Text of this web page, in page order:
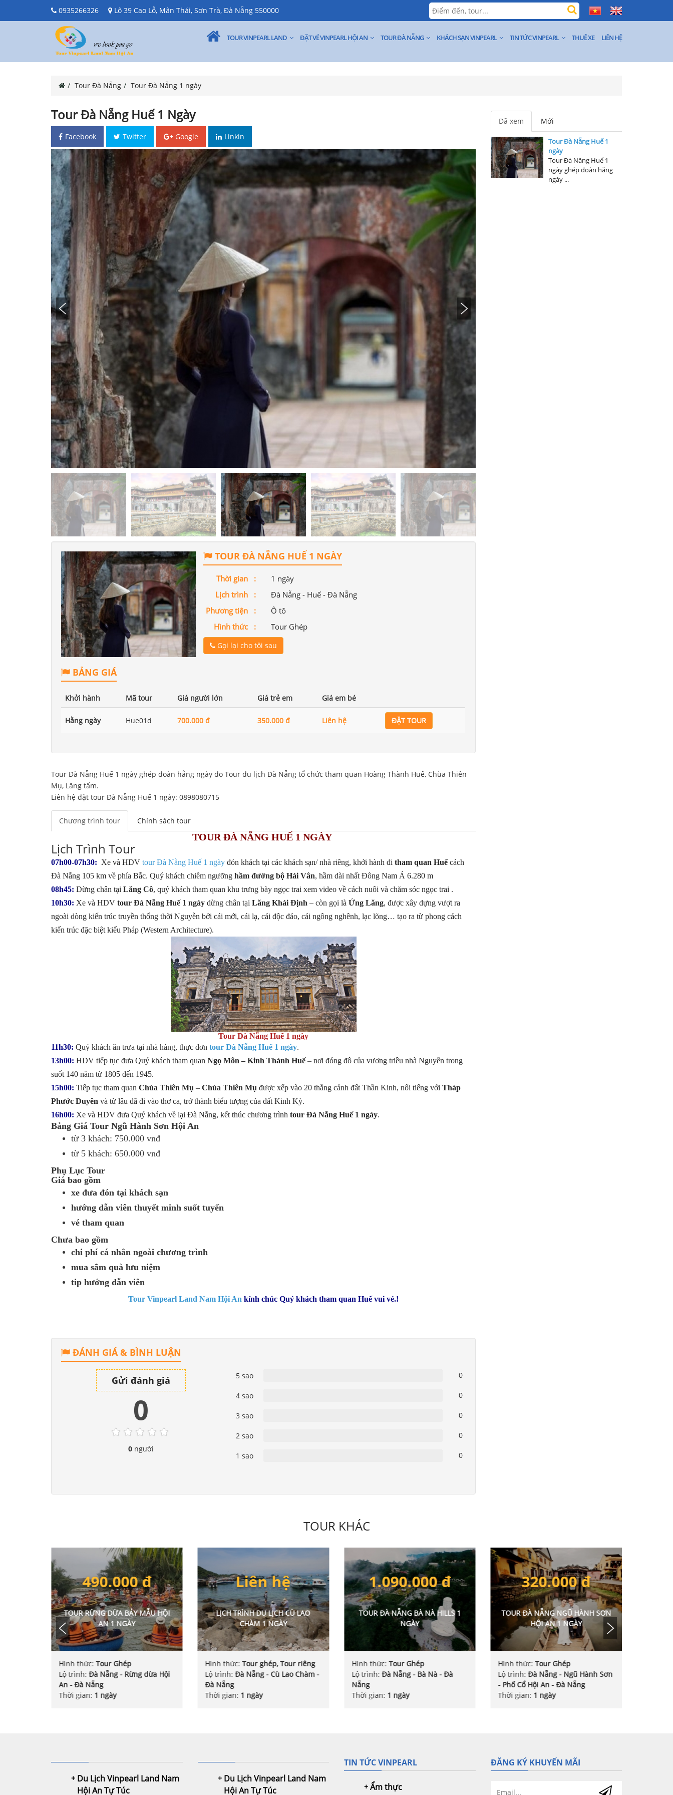
0935266326 Lô 39 Cao Lỗ, Mân Thái, Sơn Trà, Đà Nẵng 550000
TOUR VINPEARL LAND ĐẶT VÉ VINPEARL HỘI AN TOUR ĐÀ NẴNG KHÁCH SẠN VINPEARL TIN TỨC VINPEARL THUÊ XE LIÊN HỆ
Tour Đà Nẵng Tour Đà Nẵng 1 ngày
Tour Đà Nẵng Huế 1 Ngày
Facebook Twitter Google Linkin
TOUR ĐÀ NẴNG HUẾ 1 NGÀY
Thời gian :
1 ngày
Lịch trình :
Đà Nẵng - Huế - Đà Nẵng
Phương tiện :
Ô tô
Hình thức :
Tour Ghép
Gọi lại cho tôi sau
BẢNG GIÁ
Khởi hành Mã tour Giá người lớn Giá trẻ em Giá em bé
Hằng ngày Hue01d 700.000 đ 350.000 đ Liên hệ ĐẶT TOUR
Tour Đà Nẵng Huế 1 ngày ghép đoàn hằng ngày do Tour du lịch Đà Nẵng tổ chức tham quan Hoàng Thành Huế, Chùa Thiên
Mụ, Lăng tẩm.
Liên hệ đặt tour Đà Nẵng Huế 1 ngày: 0898080715
Chương trình tour Chính sách tour
TOUR ĐÀ NẴNG HUẾ 1 NGÀY
Lịch Trình Tour
07h00-07h30: Xe và HDV tour Đà Nẵng Huế 1 ngày đón khách tại các khách sạn/ nhà riêng, khởi hành đi tham quan Huếcách
Đà Nẵng 105 km về phía Bắc. Quý khách chiêm ngưỡng hầm đường bộ Hải Vân, hầm dài nhất Đông Nam Á 6.280 m
08h45: Dừng chân tại Lăng Cô, quý khách tham quan khu trưng bày ngọc trai xem video về cách nuôi và chăm sóc ngọc trai .
10h30: Xe và HDV tour Đà Nẵng Huế 1 ngày dừng chân tại Lăng Khải Định – còn gọi là Ứng Lăng, được xây dựng vượt ra
ngoài dòng kiến trúc truyền thống thời Nguyễn bởi cái mới, cái lạ, cái độc đáo, cái ngông nghênh, lạc lõng… tạo ra từ phong cách
kiến trúc đặc biệt kiểu Pháp (Western Architecture).
Tour Đà Nẵng Huế 1 ngày
11h30: Quý khách ăn trưa tại nhà hàng, thực đơn tour Đà Nẵng Huế 1 ngày.
13h00: HDV tiếp tục đưa Quý khách tham quan Ngọ Môn – Kinh Thành Huế – nơi đóng đô của vương triều nhà Nguyễn trong
suốt 140 năm từ 1805 đến 1945.
15h00: Tiếp tục tham quan Chùa Thiên Mụ – Chùa Thiên Mụ được xếp vào 20 thắng cảnh đất Thần Kinh, nổi tiếng với Tháp
Phước Duyên và từ lâu đã đi vào thơ ca, trở thành biểu tượng của đất Kinh Kỳ.
16h00: Xe và HDV đưa Quý khách về lại Đà Nẵng, kết thúc chương trình tour Đà Nẵng Huế 1 ngày.
Bảng Giá Tour Ngũ Hành Sơn Hội An
từ 3 khách: 750.000 vnđ
từ 5 khách: 650.000 vnđ
Phụ Lục Tour
Giá bao gồm
xe đưa đón tại khách sạn
hướng dẫn viên thuyết minh suốt tuyến
vé tham quan
Chưa bao gồm
chi phí cá nhân ngoài chương trình
mua sắm quà lưu niệm
tip hướng dẫn viên
Tour Vinpearl Land Nam Hội Ankính chúc Quý khách tham quan Huế vui vẻ.!
ĐÁNH GIÁ & BÌNH LUẬN
Gửi đánh giá
0
0người
5 sao 0
4 sao 0
3 sao 0
2 sao 0
1 sao 0
Đã xem Mới
Tour Đà Nẵng Huế 1
ngày
Tour Đà Nẵng Huế 1
ngày ghép đoàn hằng
ngày ...
TOUR KHÁC
Liên hệ
LỊCH TRÌNH DU LỊCH CÙ LAO
CHÀM 1 NGÀY
Hình thức: Tour ghép, Tour riêng
Lộ trình: Đà Nẵng - Cù Lao Chàm -
Đà Nẵng
Thời gian: 1 ngày
1.090.000 đ
TOUR ĐÀ NẴNG BÀ NÀ HILLS 1
NGÀY
Hình thức:Tour Ghép
Lộ trình:Đà Nẵng - Bà Nà - Đà
Nẵng
Thời gian: 1 ngày
320.000 đ
TOUR ĐÀ NẴNG NGŨ HÀNH SƠN
HỘI AN 1 NGÀY
Hình thức: Tour Ghép
Lộ trình: Đà Nẵng - Ngũ Hành Sơn
- Phố Cổ Hội An - Đà Nẵng
Thời gian: 1 ngày
550.000 đ
TOUR ĐÀ NẴNG CÙ LAO CHÀM 1
NGÀY
Hình thức:Tour Ghép
Lộ trình:Đà Nẵng - Cù Lao Chàm -
Đà Nẵng
Thời gian: 1 ngày
Du Lịch Vinpearl Land Nam
Hội An Tự Túc
Du Lịch Vinpearl Land Nam
Hội An Tự Túc
TIN TỨC VINPEARL
Ẩm thực
ĐĂNG KÝ KHUYẾN MÃI